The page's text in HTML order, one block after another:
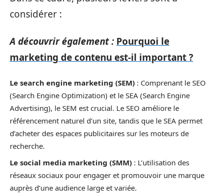
considérer :
A découvrir également : Pourquoi le
marketing de contenu est-il important ?
Le search engine marketing (SEM) : Comprenant le SEO
(Search Engine Optimization) et le SEA (Search Engine
Advertising), le SEM est crucial. Le SEO améliore le
référencement naturel d’un site, tandis que le SEA permet
d’acheter des espaces publicitaires sur les moteurs de
recherche.
Le social media marketing (SMM) : L’utilisation des
réseaux sociaux pour engager et promouvoir une marque
auprès d’une audience large et variée.